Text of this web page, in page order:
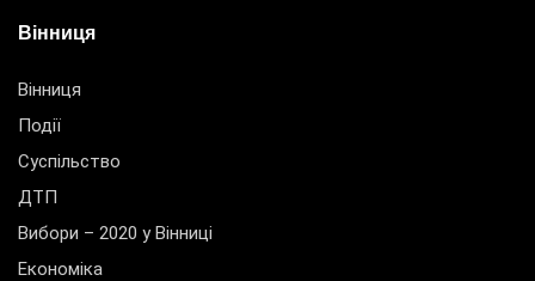
Вінниця
Вінниця
Події
Суспільство
ДТП
Вибори – 2020 у Вінниці
Економіка